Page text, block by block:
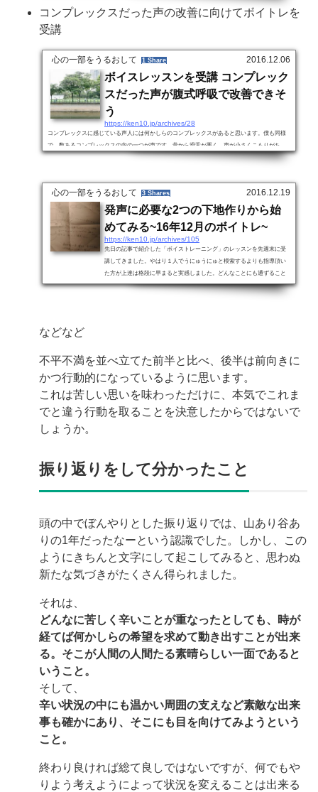
間を確保するのは現状難しいと感じています。そうだとしても、やり方次第で少しでも時間を
作れるのであれば、是非とも試行錯誤を重ねながらもその手法を取り入れていくつもりです。
前回の失敗の原因は動機が弱かった以前独学でタスク管理に取り組んでみましたが失...
コンプレックスだった声の改善に向けてボイトレを
受講
心の一部をうるおして 1 Share 2016.12.06
ボイスレッスンを受講 コンプレック
スだった声が腹式呼吸で改善できそ
う
https://ken10.jp/archives/28
コンプレックスに感じている声人には何かしらのコンプレックスがあると思います。僕も同様
で、数あるコンプレックスの内の一つが声です。昔から滑舌が悪く、声が小さくこもりがち
で、幾度か人から嘲笑されたこともあるぐらい酷い声をしています。人と話す時も、楽しんで
意はないのにも関わらず悪い印象を与えているなと感じることもしばしば。改善に向けて声に
関する書籍を何冊か読みましたが、エクササイズを指示通りにやってみてもそれが正し...
心の一部をうるおして 3 Shares 2016.12.19
発声に必要な2つの下地作りから始
めてみる~16年12月のボイトレ~
https://ken10.jp/archives/105
先日の記事で紹介した「ボイストレーニング」のレッスンを先週末に受
講してきました。やはり１人でうにゅうにゅと模索するよりも指導頂い
た方が上達は格段に早まると実感しました。どんなことにも通ずること
ですが、まずはテクニック云々よりも基礎となるフォームを身につける
などなど
不平不満を並べ立てた前半と比べ、後半は前向きに
かつ行動的になっているように思います。
これは苦しい思いを味わっただけに、本気でこれま
でと違う行動を取ることを決意したからではないで
しょうか。
振り返りをして分かったこと
頭の中でぼんやりとした振り返りでは、山あり谷あ
りの1年だったなーという認識でした。しかし、この
ようにきちんと文字にして起こしてみると、思わぬ
新たな気づきがたくさん得られました。
それは、
どんなに苦しく辛いことが重なったとしても、時が
経てば何かしらの希望を求めて動き出すことが出来
る。そこが人間の人間たる素晴らしい一面であると
いうこと。
そして、
辛い状況の中にも温かい周囲の支えなど素敵な出来
事も確かにあり、そこにも目を向けてみようという
こと。
終わり良ければ総て良しではないですが、何でもや
りよう考えようによって状況を変えることは出来る